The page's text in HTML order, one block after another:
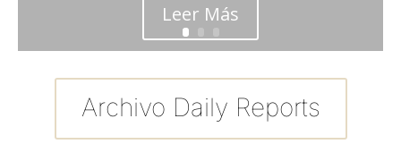
Leer Más
Archivo Daily Reports